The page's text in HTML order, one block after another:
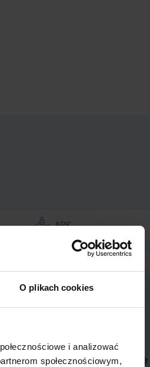
O plikach cookies
i analizować
społecznościowym,
APK
wygenerujesz i wystawisz polisę